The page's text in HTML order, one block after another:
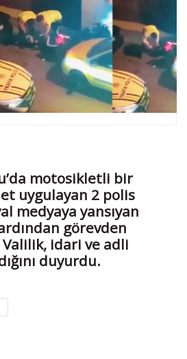
motosikletli bir
uygulayan 2 polis
medyaya yansıyan
görevden
Valilik, idari ve adli
duyurdu.